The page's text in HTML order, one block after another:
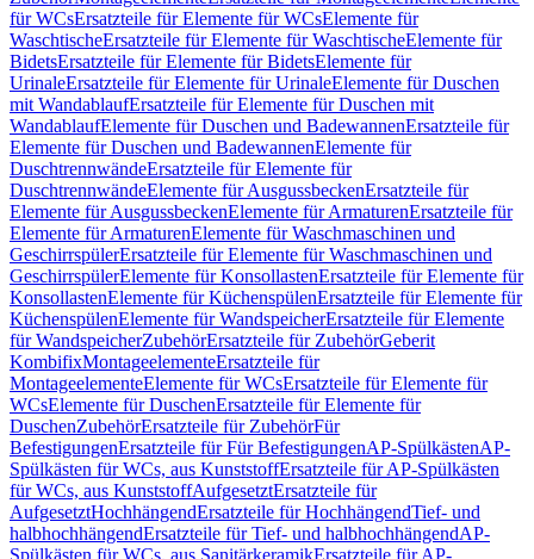
für WCsErsatzteile für Elemente für WCsElemente für
WaschtischeErsatzteile für Elemente für WaschtischeElemente für
BidetsErsatzteile für Elemente für BidetsElemente für
UrinaleErsatzteile für Elemente für UrinaleElemente für Duschen
mit WandablaufErsatzteile für Elemente für Duschen mit
WandablaufElemente für Duschen und BadewannenErsatzteile für
Elemente für Duschen und BadewannenElemente für
DuschtrennwändeErsatzteile für Elemente für
DuschtrennwändeElemente für AusgussbeckenErsatzteile für
Elemente für AusgussbeckenElemente für ArmaturenErsatzteile für
Elemente für ArmaturenElemente für Waschmaschinen und
GeschirrspülerErsatzteile für Elemente für Waschmaschinen und
GeschirrspülerElemente für KonsollastenErsatzteile für Elemente für
KonsollastenElemente für KüchenspülenErsatzteile für Elemente für
KüchenspülenElemente für WandspeicherErsatzteile für Elemente
für WandspeicherZubehörErsatzteile für ZubehörGeberit
KombifixMontageelementeErsatzteile für
MontageelementeElemente für WCsErsatzteile für Elemente für
WCsElemente für DuschenErsatzteile für Elemente für
DuschenZubehörErsatzteile für ZubehörFür
BefestigungenErsatzteile für Für BefestigungenAP-SpülkästenAP-
Spülkästen für WCs, aus KunststoffErsatzteile für AP-Spülkästen
für WCs, aus KunststoffAufgesetztErsatzteile für
AufgesetztHochhängendErsatzteile für HochhängendTief- und
halbhochhängendErsatzteile für Tief- und halbhochhängendAP-
Spülkästen für WCs, aus SanitärkeramikErsatzteile für AP-